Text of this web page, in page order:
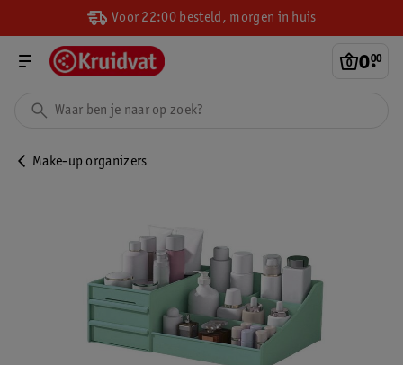
Voor 22:00 besteld, morgen in huis
0.
00
Make-up organizers